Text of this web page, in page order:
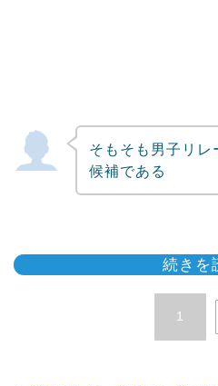
そもそも男子リ
候補である
続きを
1